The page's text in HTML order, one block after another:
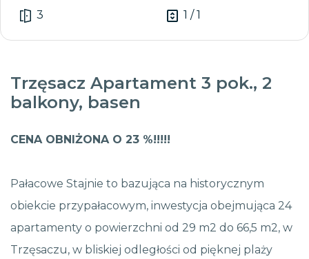
3 1 / 1
Trzęsacz Apartament 3 pok., 2
balkony, basen
CENA OBNIŻONA O 23 %!!!!!
Pałacowe Stajnie to bazująca na historycznym
obiekcie przypałacowym, inwestycja obejmująca 24
apartamenty o powierzchni od 29 m2 do 66,5 m2, w
Trzęsaczu, w bliskiej odległości od pięknej plaży